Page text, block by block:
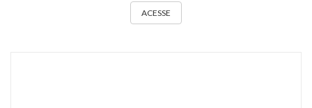
ACESSE